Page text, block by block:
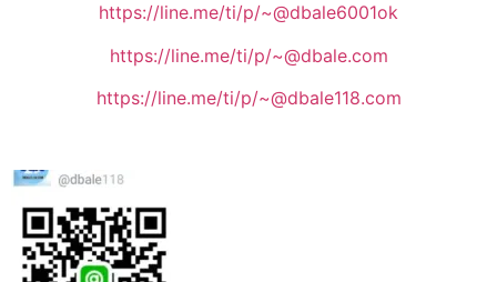
https://line.me/ti/p/~@dbale6001ok
https://line.me/ti/p/~@dbale.com
https://line.me/ti/p/~@dbale118.com